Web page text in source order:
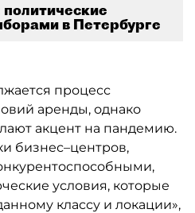
в Петербурге
процесс
аренды, однако
акцент на пандемию.
бизнес–центров,
условия, которые
классу и локации»,